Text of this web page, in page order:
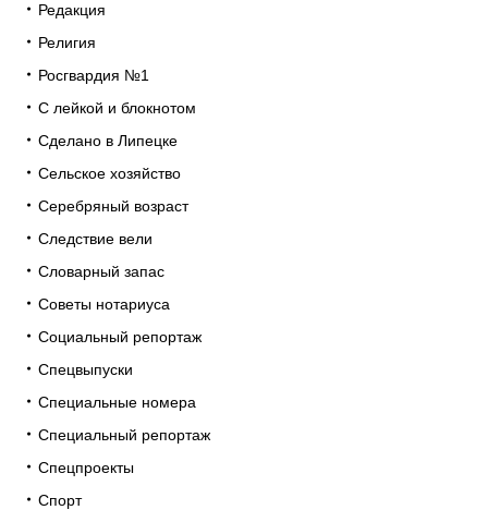
Редакция
Религия
Росгвардия №1
С лейкой и блокнотом
Сделано в Липецке
Сельское хозяйство
Серебряный возраст
Следствие вели
Словарный запас
Советы нотариуса
Социальный репортаж
Спецвыпуски
Специальные номера
Специальный репортаж
Спецпроекты
Спорт